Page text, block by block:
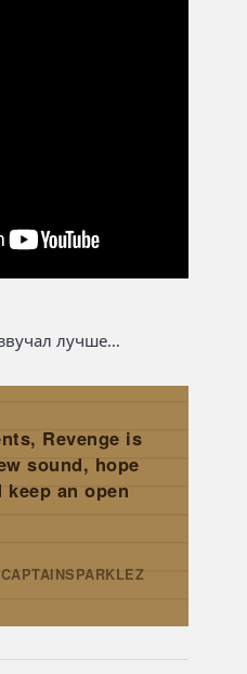
лучше…
Revenge is
sound, hope
an open
CAPTAINSPARKLEZ